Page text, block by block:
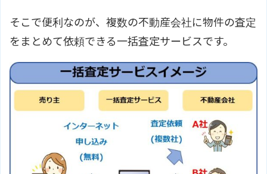
そこで便利なのが、複数の不動産会社に物件の査定
をまとめて依頼できる一括査定サービスです。